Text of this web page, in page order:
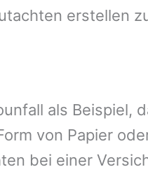
erstellen
als Beispiel,
von Papier
bei einer